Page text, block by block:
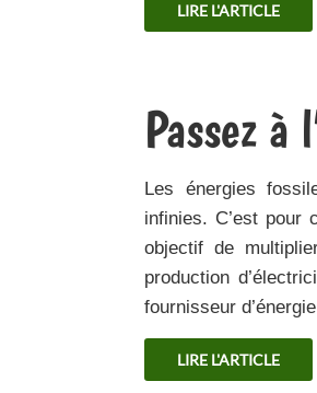
LIRE L'ARTICLE
Passez à
Les énergies
infinies. C’est pour
objectif de
production
fournisseur
LIRE L'ARTICLE